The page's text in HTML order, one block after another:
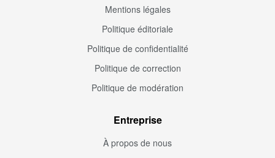
Mentions légales
Politique éditoriale
Politique de confidentialité
Politique de correction
Politique de modération
Entreprise
À propos de nous